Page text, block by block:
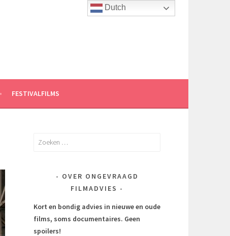
FESTIVALFILMS
Zoeken
OVER ONGEVRAAGD
FILMADVIES
Kort en bondig advies in nieuwe en oude
films, soms documentaires. Geen
spoilers!
Dutch